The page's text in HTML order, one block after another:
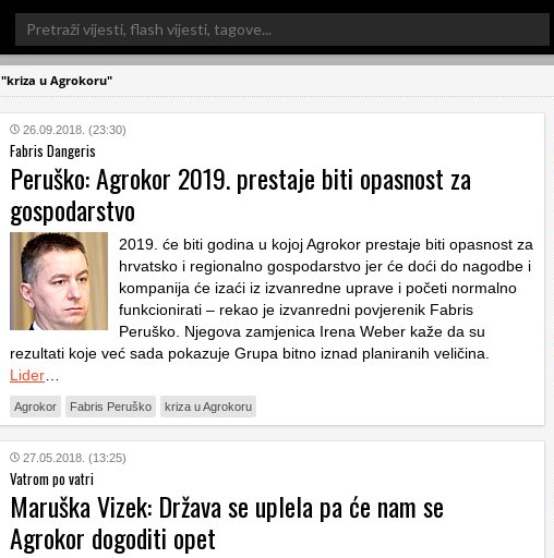
Search
for:
"kriza u Agrokoru"
26.09.2018. (23:30)
Fabris Dangeris
Peruško: Agrokor 2019. prestaje biti opasnost za
gospodarstvo
2019. će biti godina u kojoj Agrokor prestaje biti opasnost za
hrvatsko i regionalno gospodarstvo jer će doći do nagodbe i
kompanija će izaći iz izvanredne uprave i početi normalno
funkcionirati – rekao je izvanredni povjerenik Fabris
Peruško. Njegova zamjenica Irena Weber kaže da su
rezultati koje već sada pokazuje Grupa bitno iznad planiranih veličina.
Lider
Agrokor Fabris Peruško kriza u Agrokoru
27.05.2018. (13:25)
Vatrom po vatri
Maruška Vizek: Država se uplela pa će nam se
Agrokor dogoditi opet